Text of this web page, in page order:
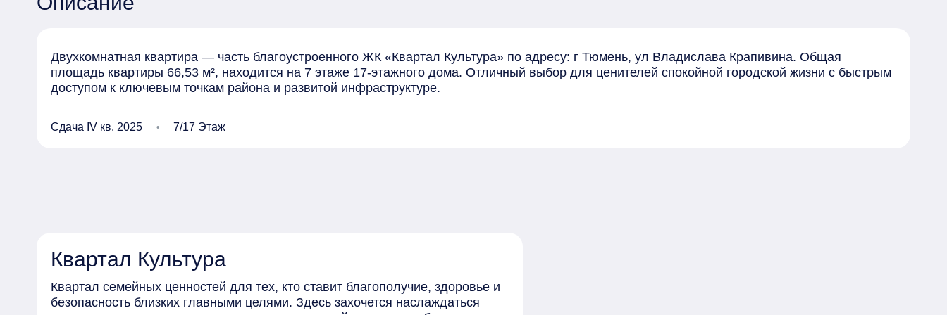
Двухкомнатная квартира — часть благоустроенного ЖК «Квартал Культура» по адресу: г Тюмень, ул Владислава Крапивина. Общая
площадь квартиры 66,53 м², находится на 7 этаже 17-этажного дома. Отличный выбор для ценителей спокойной городской жизни с быстрым
доступом к ключевым точкам района и развитой инфраструктуре.
Сдача IV кв. 2025 7/17 Этаж
Квартал Культура
Квартал семейных ценностей для тех, кто ставит благополучие, здоровье и
безопасность близких главными целями. Здесь захочется наслаждаться